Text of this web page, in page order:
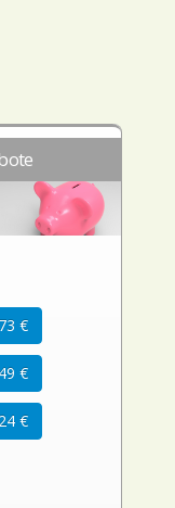
73 €
49 €
24 €